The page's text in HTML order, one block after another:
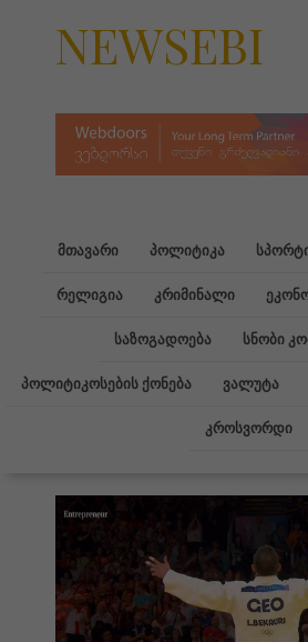
NEWSEBI
მთავარი პოლიტიკა
რელიგია კრიმინალი
საზოგადოება სნობი
პოლიტიკოსების ქონება ვალუტა
კროსვორდი